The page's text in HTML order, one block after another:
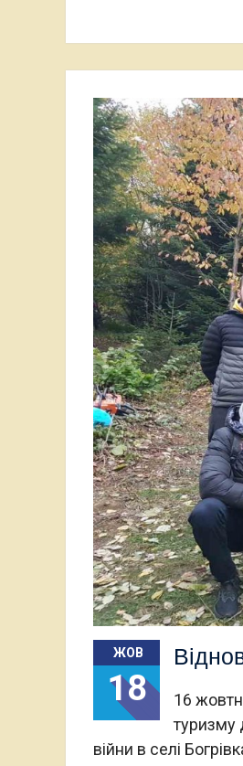
ЖОВ
18
16
туризму
війни в селі